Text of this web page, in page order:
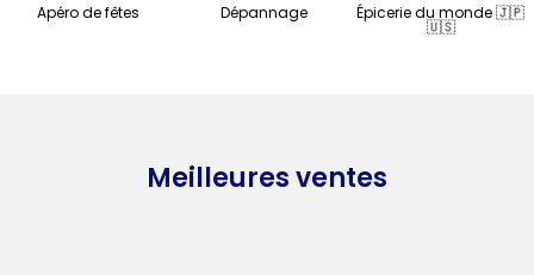
Apéro de fêtes Dépannage Épicerie du monde 🇯🇵
🇺🇸
Meilleures ventes